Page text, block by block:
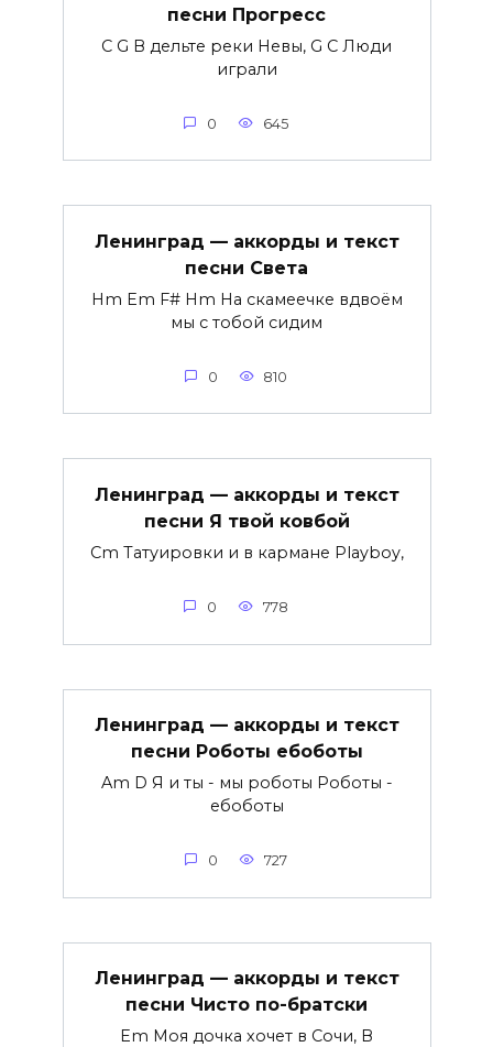
песни Прогресс
C G В дельте реки Невы, G C Люди
играли
0 645
Ленинград — аккорды и текст
песни Света
Hm Em F# Hm На скамеечке вдвоём
мы с тобой сидим
0 810
Ленинград — аккорды и текст
песни Я твой ковбой
Cm Татуировки и в кармане Playboy,
0 778
Ленинград — аккорды и текст
песни Роботы ебоботы
Am D Я и ты - мы роботы Роботы -
ебоботы
0 727
Ленинград — аккорды и текст
песни Чисто по-братски
Em Моя дочка хочет в Сочи, В